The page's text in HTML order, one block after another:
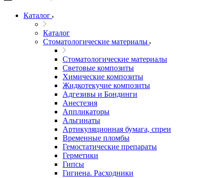
Каталог
Каталог
Стоматологические материалы
Стоматологические материалы
Световые композиты
Химические композиты
Жидкотекучие композиты
Адгезивы и Бондинги
Анестезия
Аппликаторы
Альгинаты
Артикуляционная бумага, спреи
Временные пломбы
Гемостатические препараты
Герметики
Гипсы
Гигиена. Расходники